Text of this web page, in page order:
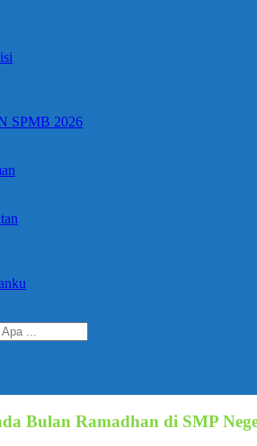
SPMB 2026
Bulan Ramadhan di SMP